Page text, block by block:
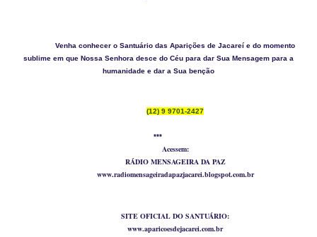
Venha conhecer o Santuário das Aparições de Jacareí e do momento
sublime em que Nossa Senhora desce do Céu para dar Sua Mensagem para a
humanidade e dar a Sua benção
(12) 9 9701-2427
***
Acessem:
RÁDIO MENSAGEIRA DA PAZ
www.radiomensageiradapazjacarei.blogspot.com.br
SITE OFICIAL DO SANTUÁRIO:
www.aparicoesdejacarei.com.br